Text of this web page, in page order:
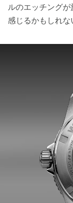
ルのエッチング
感じるかもしれな